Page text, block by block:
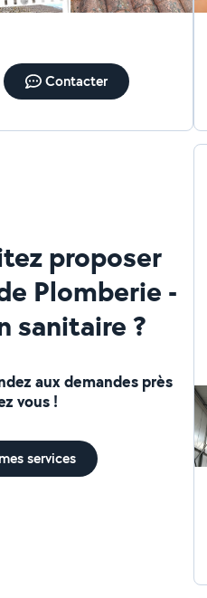
Contacter
proposer
Plomberie -
sanitaire ?
aux demandes près
vous !
services